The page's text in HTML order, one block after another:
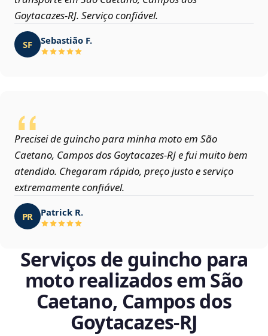
Goytacazes‑RJ. Serviço confiável.
SF Sebastião F.
Precisei de guincho para minha moto em São
Caetano, Campos dos Goytacazes‑RJ e fui muito bem
atendido. Chegaram rápido, preço justo e serviço
extremamente confiável.
PR Patrick R.
Serviços de guincho para
moto realizados em São
Caetano, Campos dos
Goytacazes‑RJ